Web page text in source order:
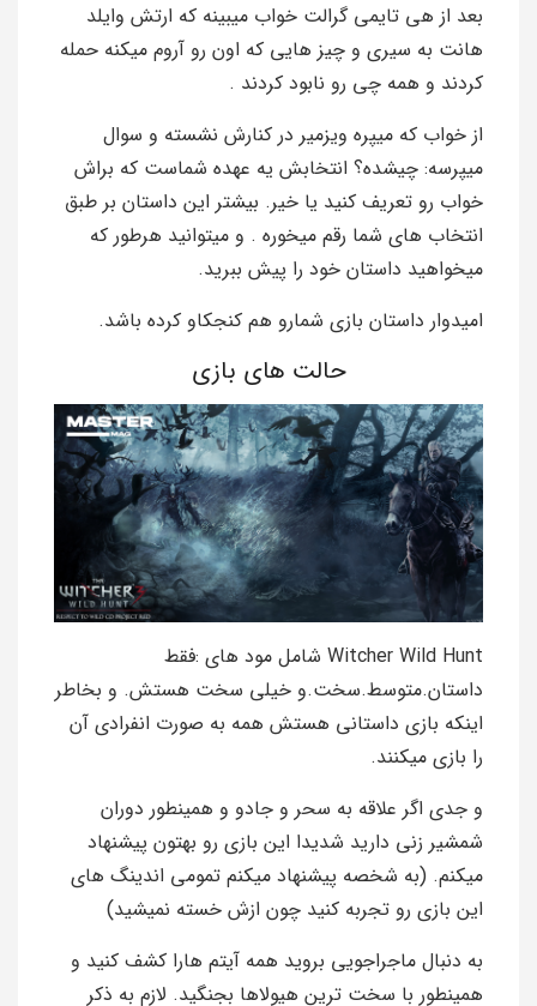
بعد از هی تایمی گرالت خواب میبینه که ارتش وایلد
هانت به سیری و چیز هایی که اون رو آروم میکنه حمله
کردند و همه چی رو نابود کردند .
از خواب که میپره ویزمیر در کنارش نشسته و سوال
میپرسه: چیشده؟ انتخابش یه عهده شماست که براش
خواب رو تعریف کنید یا خیر. بیشتر این داستان بر طبق
انتخاب های شما رقم میخوره . و میتوانید هرطور که
میخواهید داستان خود را پیش ببرید.
امیدوار داستان بازی شمارو هم کنجکاو کرده باشد.
حالت های بازی
Witcher Wild Hunt شامل مود های :فقط
داستان.متوسط.سخت.و خیلی سخت هستش. و بخاطر
اینکه بازی داستانی هستش همه به صورت انفرادی آن
را بازی میکنند.
و جدی اگر علاقه به سحر و جادو و همینطور دوران
شمشیر زنی دارید شدیدا این بازی رو بهتون پیشنهاد
میکنم. (به شخصه پیشنهاد میکنم تمومی اندینگ های
این بازی رو تجربه کنید چون ازش خسته نمیشید)
به دنبال ماجراجویی بروید همه آیتم هارا کشف کنید و
همینطور با سخت ترین هیولاها بجنگید. لازم به ذکر